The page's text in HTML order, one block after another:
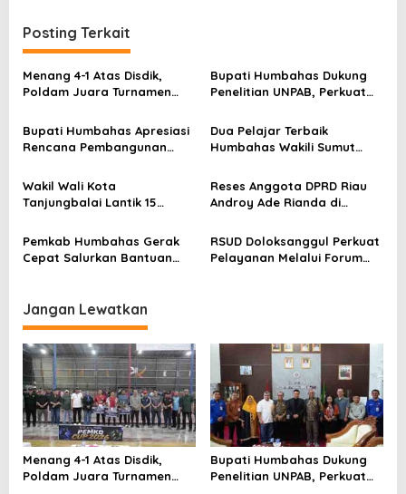
a
s
i
o
s
Posting Terkait
Menang 4-1 Atas Disdik,
Poldam Juara Turnamen
Bupati Humbahas Dukung
Penelitian UNPAB, Perkuat
Toba
Bupati Humbahas Apresiasi
Rencana Pembangunan
Marbun Pollung
Dua Pelajar Terbaik
Humbahas Wakili Sumut
Paskibraka 2026
Wakil Wali Kota
Tanjungbalai Lantik 15
Pengawas Serta 2 Kepala
Puskesmas di Lingkungan
Pemko Tanjungbalai
Reses Anggota DPRD Riau
Androy Ade Rianda di
Simpang Gelombang
Sampaikan Aspirasi Soal
Lapangan Kerja, Pertanian,
Pemkab Humbahas Gerak
Cepat Salurkan Bantuan
RSUD Doloksanggul Perkuat
Pelayanan Melalui Forum
Jangan Lewatkan
Menang 4-1 Atas Disdik,
Poldam Juara Turnamen
Bupati Humbahas Dukung
Penelitian UNPAB, Perkuat